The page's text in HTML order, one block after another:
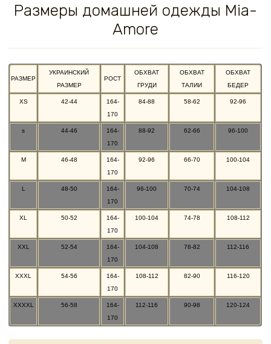
Размеры домашней одежды Mia-
Amore
РАЗМЕР
УКРАИНСКИЙ
РАЗМЕР
РОСТ
ОБХВАТ
ГРУДИ
ОБХВАТ
ТАЛИИ
ОБХВАТ
БЕДЕР
XS 42-44
164-
170
84-88 58-62 92-96
s 44-46
164-
170
88-92 62-66 96-100
M 46-48
164-
170
92-96 66-70 100-104
L 48-50
164-
170
96-100 70-74 104-108
XL 50-52
164-
170
100-104 74-78 108-112
XXL 52-54
164-
170
104-108 78-82 112-116
XXXL 54-56
164-
170
108-112 82-90 116-120
XXXXL 56-58
164-
170
112-116 90-98 120-124